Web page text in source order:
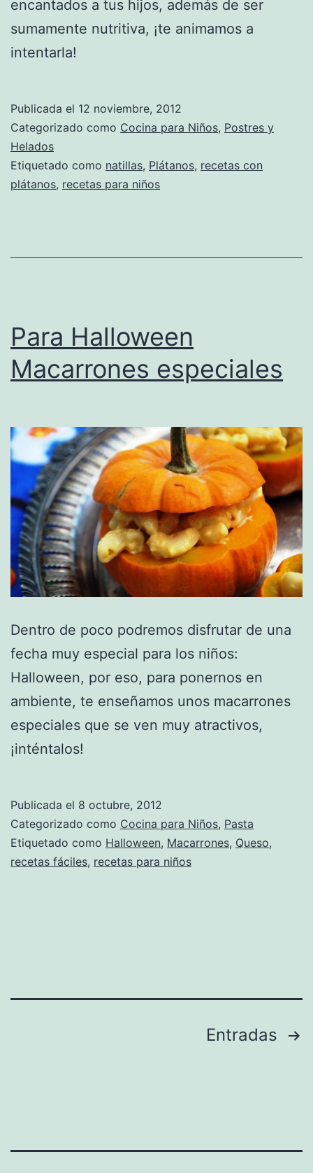
encantados a tus hijos, además de ser
sumamente nutritiva, ¡te animamos a
intentarla!
Publicada el 12 noviembre, 2012
Categorizado como Cocina para Niños, Postres y
Helados
Etiquetado como natillas, Plátanos, recetas con
plátanos, recetas para niños
Para Halloween
Macarrones especiales
Dentro de poco podremos disfrutar de una
fecha muy especial para los niños:
Halloween, por eso, para ponernos en
ambiente, te enseñamos unos macarrones
especiales que se ven muy atractivos,
¡inténtalos!
Publicada el 8 octubre, 2012
Categorizado como Cocina para Niños, Pasta
Etiquetado como Halloween, Macarrones, Queso,
recetas fáciles, recetas para niños
Entradas